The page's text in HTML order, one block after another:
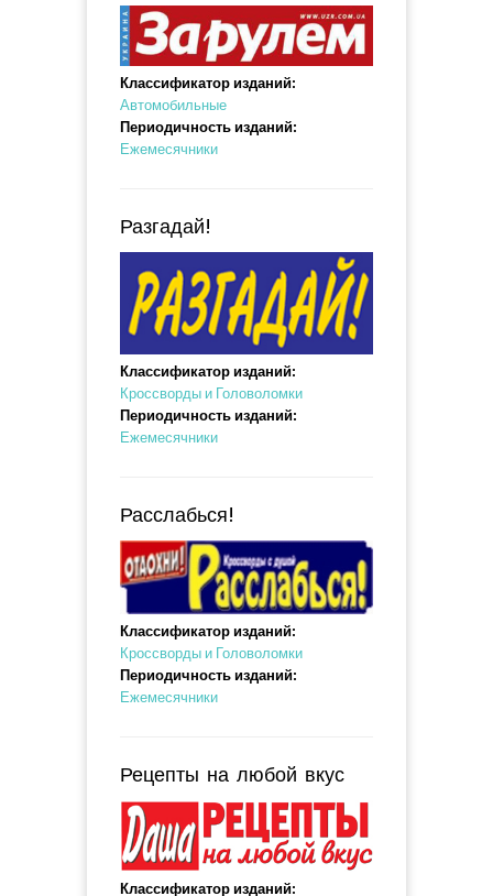
Классификатор изданий:
Автомобильные
Периодичность изданий:
Ежемесячники
Разгадай!
Классификатор изданий:
Кроссворды и Головоломки
Периодичность изданий:
Ежемесячники
Расслабься!
Классификатор изданий:
Кроссворды и Головоломки
Периодичность изданий:
Ежемесячники
Рецепты на любой вкус
Классификатор изданий: